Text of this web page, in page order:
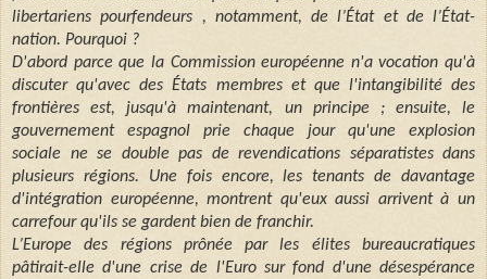
libertariens pourfendeurs , notamment, de l’État et de l’État-
nation. Pourquoi ?
D'abord parce que la Commission européenne n'a vocation qu'à
discuter qu'avec des États membres et que l'intangibilité des
frontières est, jusqu'à maintenant, un principe ; ensuite, le
gouvernement espagnol prie chaque jour qu'une explosion
sociale ne se double pas de revendications séparatistes dans
plusieurs régions. Une fois encore, les tenants de davantage
d'intégration européenne, montrent qu'eux aussi arrivent à un
carrefour qu'ils se gardent bien de franchir.
L’Europe des régions prônée par les élites bureaucratiques
pâtirait-elle d'une crise de l'Euro sur fond d'une désespérance